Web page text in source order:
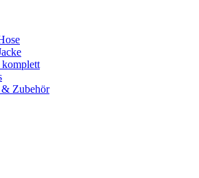
komplett
& Zubehör